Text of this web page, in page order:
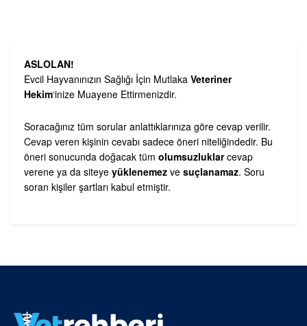
ASLOLAN!
Evcil Hayvanınızın Sağlığı İçin Mutlaka Veteriner
Hekim‘inize Muayene Ettirmenizdir.
Soracağınız tüm sorular anlattıklarınıza göre cevap verilir.
Cevap veren kişinin cevabı sadece öneri niteliğindedir. Bu
öneri sonucunda doğacak tüm olumsuzluklarcevap
verene ya da siteye yüklenemez ve suçlanamaz. Soru
soran kişiler şartları kabul etmiştir.